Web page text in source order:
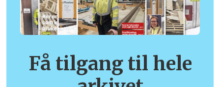
Få tilgang til hele